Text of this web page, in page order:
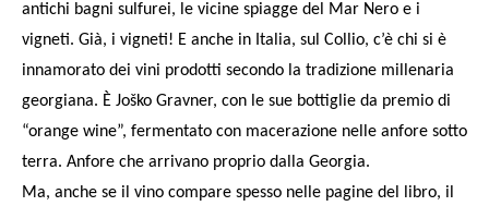
antichi bagni sulfurei, le vicine spiagge del Mar Nero e i
vigneti. Già, i vigneti! E anche in Italia, sul Collio, c’è chi si è
innamorato dei vini prodotti secondo la tradizione millenaria
georgiana. È Joško Gravner, con le sue bottiglie da premio di
“orange wine”, fermentato con macerazione nelle anfore sotto
terra. Anfore che arrivano proprio dalla Georgia.
Ma, anche se il vino compare spesso nelle pagine del libro, il